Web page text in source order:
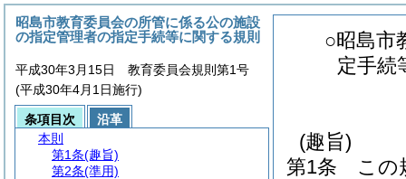
○昭島市
定手続
(趣旨)
第1条
この
昭島市教育委員会の所管に係る公の施設
の指定管理者の指定手続等に関する規則
平成30年3月15日 教育委員会規則第1号
(平成30年4月1日施行)
条項目次
沿革
本則
第1条(趣旨)
第2条(準用)